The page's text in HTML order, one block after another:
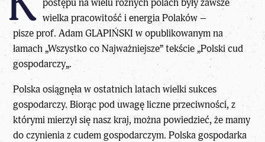
postępu na wielu różnych polach były zawsze
wielka pracowitość i energia Polaków –
piszeprof. Adam GLAPIŃSKI w opublikowanym na
łamach „Wszystko co Najważniejsze” tekście „Polski cud
gospodarczy„.
Polska osiągnęła w ostatnich latach wielki sukces
gospodarczy. Biorąc pod uwagę liczne przeciwności, z
którymi mierzył się nasz kraj, można powiedzieć, że mamy
do czynienia z cudem gospodarczym. Polska gospodarka